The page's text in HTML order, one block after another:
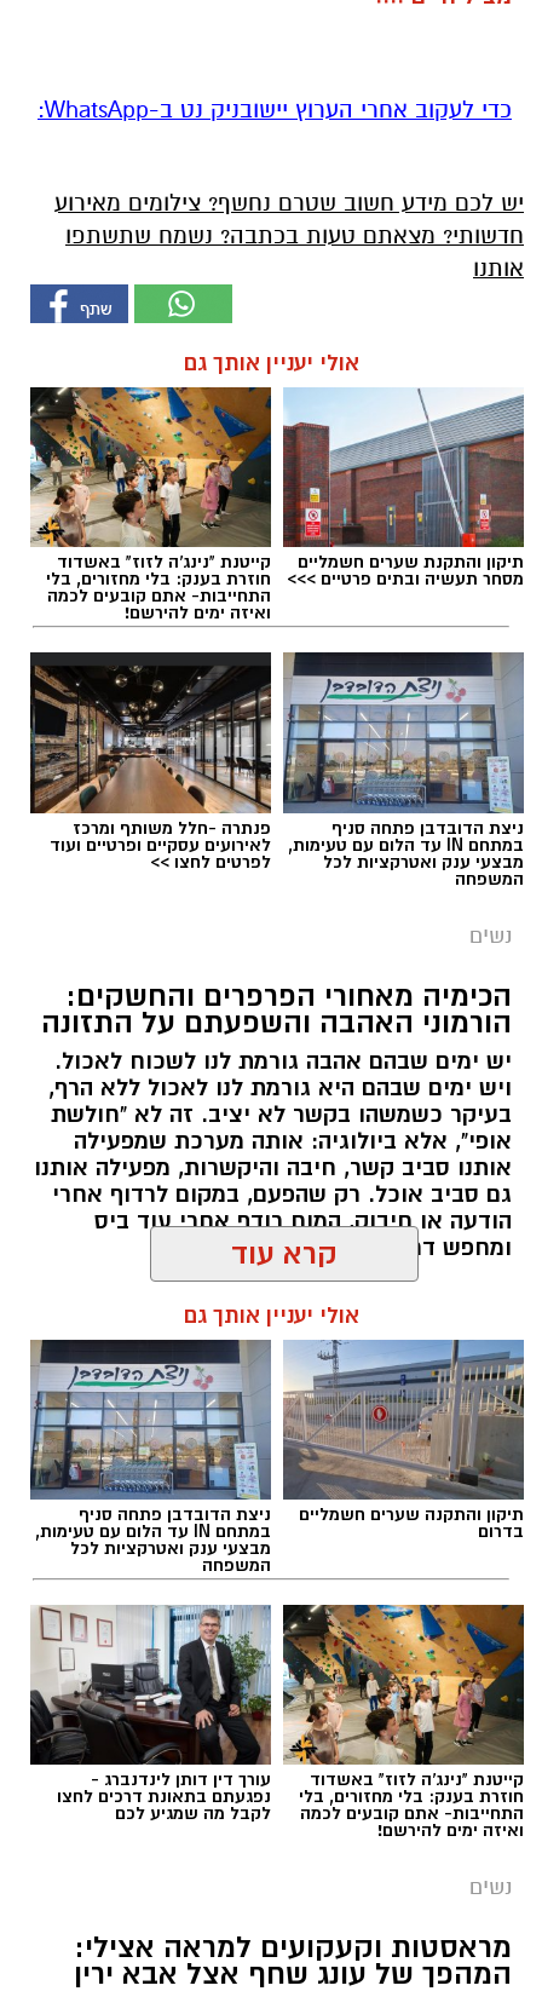
‏כדי לעקוב אחרי הערוץ יישובניק נט ב-WhatsApp:‏‏‏
יש לכם מידע חשוב שטרם נחשף? צילומים מאירוע
חדשותי? מצאתם טעות בכתבה? נשמח שתשתפו
אותנו
אולי יעניין אותך גם
תיקון והתקנת שערים חשמליים
מסחר תעשיה ובתים פרטיים >>>
קייטנת "נינג'ה לזוז" באשדוד
חוזרת בענק: בלי מחזורים, בלי
התחייבות- אתם קובעים לכמה
ואיזה ימים להירשם!
ניצת הדובדבן פתחה סניף
במתחם IN עד הלום עם טעימות,
מבצעי ענק ואטרקציות לכל
המשפחה
פנתרה -חלל משותף ומרכז
לאירועים עסקיים ופרטיים ועוד
לפרטים לחצו >>
נשים
הכימיה מאחורי הפרפרים והחשקים:
הורמוני האהבה והשפעתם על התזונה
יש ימים שבהם אהבה גורמת לנו לשכוח לאכול.
ויש ימים שבהם היא גורמת לנו לאכול ללא הרף,
בעיקר כשמשהו בקשר לא יציב. זה לא "חולשת
אופי", אלא ביולוגיה: אותה מערכת שמפעילה
אותנו סביב קשר, חיבה והיקשרות, מפעילה אותנו
גם סביב אוכל. רק שהפעם, במקום לרדוף אחרי
הודעה או חיבוק, המוח רודף אחרי עוד ביס
ומחפש דרך מהירה להירגע.
אלדה נתנאל / 09:38 23.07.26
תגים:הורמוני האהבה והשפעתם על התזונה
קרא עוד
אולי יעניין אותך גם
תיקון והתקנה שערים חשמליים
בדרום
ניצת הדובדבן פתחה סניף
במתחם IN עד הלום עם טעימות,
מבצעי ענק ואטרקציות לכל
המשפחה
קייטנת "נינג'ה לזוז" באשדוד
חוזרת בענק: בלי מחזורים, בלי
התחייבות- אתם קובעים לכמה
ואיזה ימים להירשם!
עורך דין דותן לינדנברג -
נפגעתם בתאונת דרכים לחצו
לקבל מה שמגיע לכם
נשים
מראסטות וקעקועים למראה אצילי:
המהפך של עונג שחף אצל אבא ירין